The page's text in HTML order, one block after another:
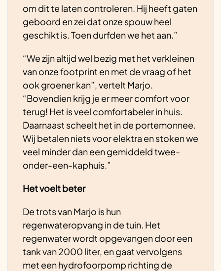
om dit te laten controleren. Hij heeft gaten
geboord en zei dat onze spouw heel
geschikt is. Toen durfden we het aan.”
“We zijn altijd wel bezig met het verkleinen
van onze footprint en met de vraag of het
ook groener kan”, vertelt Marjo.
“Bovendien krijg je er meer comfort voor
terug! Het is veel comfortabeler in huis.
Daarnaast scheelt het in de portemonnee.
Wij betalen niets voor elektra en stoken we
veel minder dan een gemiddeld twee-
onder-een-kaphuis.”
Het voelt beter
De trots van Marjo is hun
regenwateropvang in de tuin. Het
regenwater wordt opgevangen door een
tank van 2000 liter, en gaat vervolgens
met een hydrofoorpomp richting de